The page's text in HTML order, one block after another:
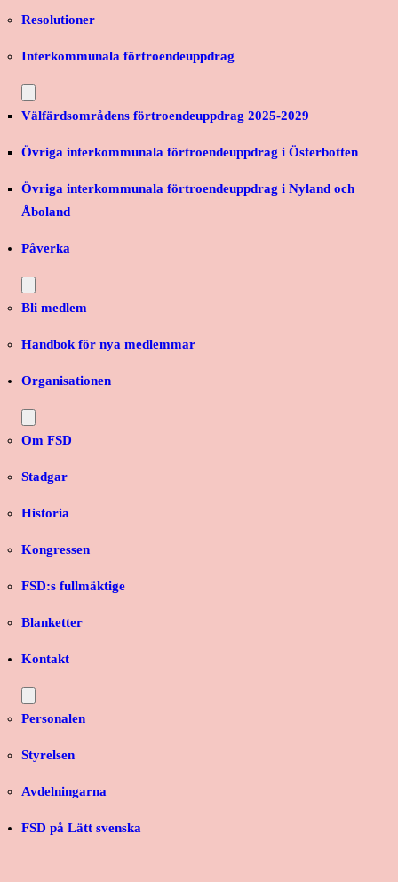
Resolutioner
Interkommunala förtroendeuppdrag
Välfärdsområdens förtroendeuppdrag 2025-2029
Övriga interkommunala förtroendeuppdrag i Österbotten
Övriga interkommunala förtroendeuppdrag i Nyland och
Åboland
Påverka
Bli medlem
Handbok för nya medlemmar
Organisationen
Om FSD
Stadgar
Historia
Kongressen
FSD:s fullmäktige
Blanketter
Kontakt
Personalen
Styrelsen
Avdelningarna
FSD på Lätt svenska